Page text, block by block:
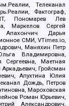
Телеканал
Фактограф,
Пономарев Лев
Маркелов Сергей
Апахончич Дарья
СМИ, VTimes.io,
Маняхин Петр
Владимировна,
Маетная
Гройсман
Апухтина Юлия
Дождь, Петров
Мароховская
Роман Юрьевич,
Александрович,